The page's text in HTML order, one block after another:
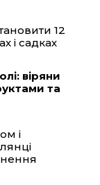
12
і садках
віряни
та
і